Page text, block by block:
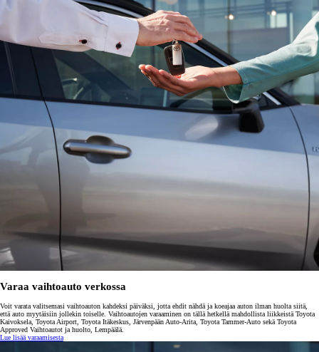
Varaa vaihtoauto verkossa
Voit varata valitsemasi vaihtoauton kahdeksi päiväksi, jotta ehdit nähdä ja koeajaa auton ilman huolta siitä,
että auto myytäisiin jollekin toiselle. Vaihtoautojen varaaminen on tällä hetkellä mahdollista liikkeistä Toyota
Kaivoksela, Toyota Airport, Toyota Itäkeskus, Järvenpään Auto-Arita, Toyota Tammer-Auto sekä Toyota
Approved Vaihtoautot ja huolto, Lempäälä.
Lue lisää varaamisesta